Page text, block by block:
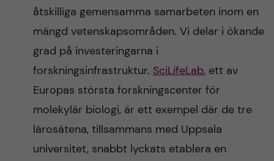
åtskilliga gemensamma samarbeten inom en
mängd vetenskapsområden. Vi delar i ökande
grad på investeringarna i
forskningsinfrastruktur. SciLifeLab, ett av
Europas största forskningscenter för
molekylär biologi, är ett exempel där de tre
lärosätena, tillsammans med Uppsala
universitet, snabbt lyckats etablera en